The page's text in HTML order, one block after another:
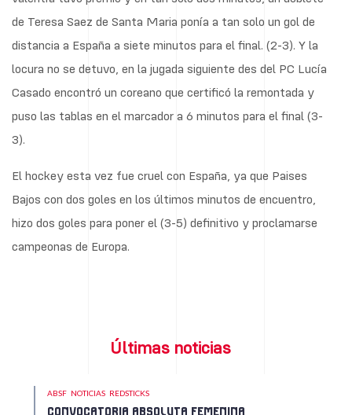
de Teresa Saez de Santa Maria ponía a tan solo un gol de
distancia a España a siete minutos para el final. (2-3). Y la
locura no se detuvo, en la jugada siguiente des del PC Lucía
Casado encontró un coreano que certificó la remontada y
puso las tablas en el marcador a 6 minutos para el final (3-
3).
El hockey esta vez fue cruel con España, ya que Paises
Bajos con dos goles en los últimos minutos de encuentro,
hizo dos goles para poner el (3-5) definitivo y proclamarse
campeonas de Europa.
Últimas noticias
ABSF NOTICIAS REDSTICKS
CONVOCATORIA ABSOLUTA FEMENINA